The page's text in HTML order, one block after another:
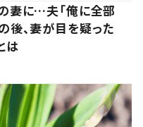
妻に…夫「俺に全部
後、妻が目を疑った
は